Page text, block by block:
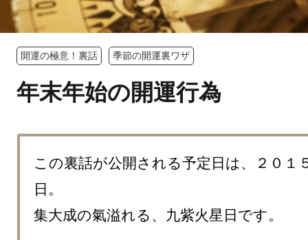
開運の極意！裏話 季節の開運裏ワザ
年末年始の開運行為
この裏話が公開される予定日は、２０１
日。
集大成の氣溢れる、九紫火星日です。